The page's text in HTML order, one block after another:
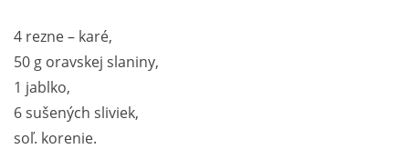
4 rezne – karé,
50 g oravskej slaniny,
1 jablko,
6 sušených sliviek,
soľ. korenie.